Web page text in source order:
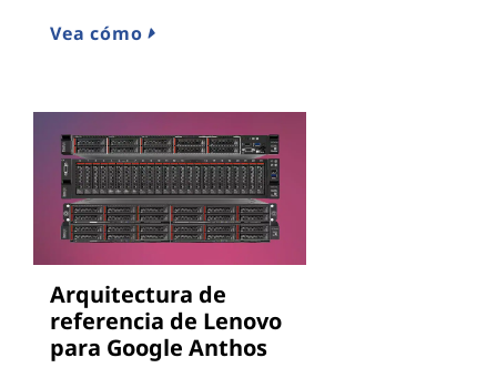
Vea cómo
Arquitectura de
referencia de Lenovo
para Google Anthos